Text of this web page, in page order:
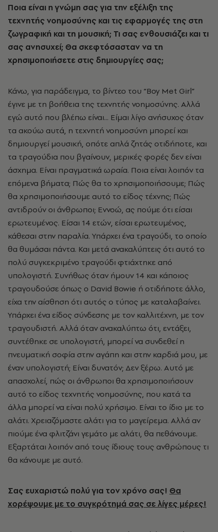
Ποια είναι η γνώμη σας για την εξέλιξη της
τεχνητής νοημοσύνης και τις εφαρμογές της στη
ζωγραφική και τη μουσική; Τι σας ενθουσιάζει και τι
σας ανησυχεί; Θα σκεφτόσασταν να τη
χρησιμοποιήσετε στις δημιουργίες σας;
Κάνω, για παράδειγμα, το βίντεο του “Boy Met Girl”
έγινε με τη βοήθεια της τεχνητής νοημοσύνης. Αλλά
εγώ αυτό που βλέπω είναι... Είμαι λίγο ανήσυχος όταν
τα ακούω αυτά, η τεχνητή νοημοσύνη μπορεί και
δημιουργεί μουσική, οπότε απλά ζητάς οτιδήποτε, και
τα τραγούδια που βγαίνουν, μερικές φορές δεν είναι
άσχημα. Είναι πραγματικά ωραία. Ποια είναι λοιπόν τα
επόμενα βήματα; Πώς θα το χρησιμοποιήσουμε; Πώς
θα χρησιμοποιήσουμε αυτό το είδος τέχνης; Πώς
αντιδρούν οι άνθρωποι; Εννοώ, ας πούμε ότι είσαι
ερωτευμένος. Είσαι 14 ετών, είσαι ερωτευμένος,
κάθεσαι στην παραλία. Υπάρχει ένα τραγούδι, το οποίο
θα θυμάσαι πάντα. Και μετά ανακαλύπτεις ότι αυτό το
πολύ συγκεκριμένο τραγούδι φτιάχτηκε από
υπολογιστή. Συνήθως όταν ήμουν 14 και κάποιος
τραγουδούσε όπως ο David Bowie ή οτιδήποτε άλλο,
είχα την αίσθηση ότι αυτός ο τύπος με καταλαβαίνει.
Υπάρχει ένα είδος σύνδεσης με τον καλλιτέχνη, με τον
τραγουδιστή. Αλλά όταν ανακαλύπτω ότι, εντάξει,
συντέθηκε σε υπολογιστή, μπορεί να συνδεθεί η
πνευματική σοφία στην αγάπη και στην καρδιά μου, με
έναν υπολογιστή; Είναι δυνατόν; Δεν ξέρω. Αυτό με
απασχολεί, πώς οι άνθρωποι θα χρησιμοποιήσουν
αυτό το είδος τεχνητής νοημοσύνης, που κατά τα
άλλα μπορεί να είναι πολύ χρήσιμο. Είναι το ίδιο με το
αλάτι. Χρειαζόμαστε αλάτι για το μαγείρεμα. Αλλά αν
πιούμε ένα φλιτζάνι γεμάτο με αλάτι, θα πεθάνουμε.
Εξαρτάται λοιπόν από τους ίδιους τους ανθρώπους τι
θα κάνουμε με αυτό.
Σας ευχαριστώ πολύ για τον χρόνο σας! Θα
χορέψουμε με το συγκρότημά σας σε λίγες μέρες!